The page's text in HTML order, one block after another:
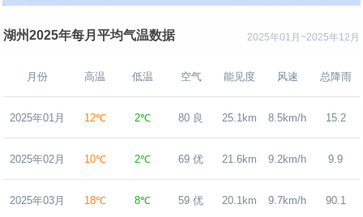
2025年01月~2025年12月
湖州2025年每月平均气温数据
月份 高温 低温 空气 能见度 风速 总降雨
2025年01月 12℃ 2℃ 80 良 25.1km 8.5km/h 15.2
2025年02月 10℃ 2℃ 69 优 21.6km 9.2km/h 9.9
2025年03月 18℃ 8℃ 59 优 20.1km 9.7km/h 90.1